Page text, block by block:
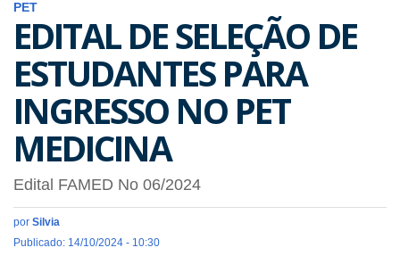
PET
EDITAL DE SELEÇÃO DE
ESTUDANTES PARA
INGRESSO NO PET
MEDICINA
Edital FAMED No 06/2024
por Silvia
Publicado: 14/10/2024 - 10:30